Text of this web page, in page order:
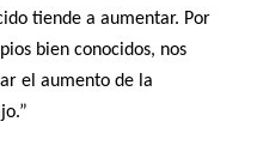
tiende a aumentar. Por
bien conocidos, nos
el aumento de la